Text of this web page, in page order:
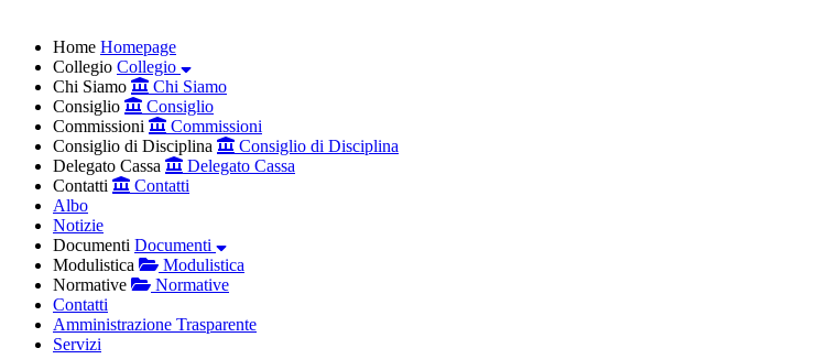
Home Homepage
Collegio Collegio
Chi Siamo
Chi Siamo
Consiglio
Consiglio
Commissioni
Commissioni
Consiglio di Disciplina
Consiglio di Disciplina
Delegato Cassa
Delegato Cassa
Contatti
Contatti
Albo
Notizie
Documenti Documenti
Modulistica
Modulistica
Normative
Normative
Contatti
Amministrazione Trasparente
Servizi